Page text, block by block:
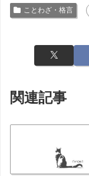
ことわざ・格言
関連記事